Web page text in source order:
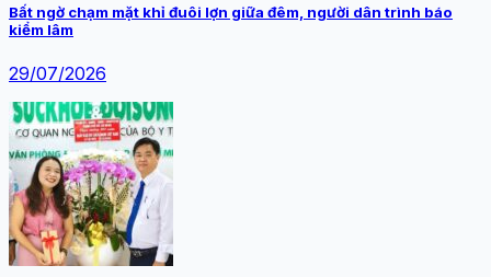
Bất ngờ chạm mặt khỉ đuôi lợn giữa đêm, người dân trình báo
kiểm lâm
29/07/2026